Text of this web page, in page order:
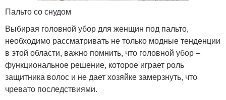
Пальто со снудом
Выбирая головной убор для женщин под пальто,
необходимо рассматривать не только модные тенденции
в этой области, важно помнить, что головной убор –
функциональное решение, которое играет роль
защитника волос и не дает хозяйке замерзнуть, что
чревато последствиями.